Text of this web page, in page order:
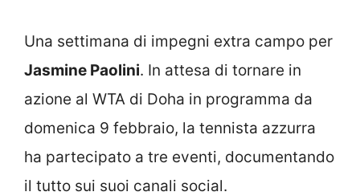
Una settimana di impegni extra campo per
Jasmine Paolini. In attesa di tornare in
azione al WTA di Doha in programma da
domenica 9 febbraio, la tennista azzurra
ha partecipato a tre eventi, documentando
il tutto sui suoi canali social.